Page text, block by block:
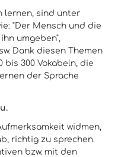
lernen, sind unter
"Der Mensch und die
umgeben",
Dank diesen Themen
300 Vokabeln, die
der Sprache
widmen,
richtig zu sprechen.
bzw. mit den